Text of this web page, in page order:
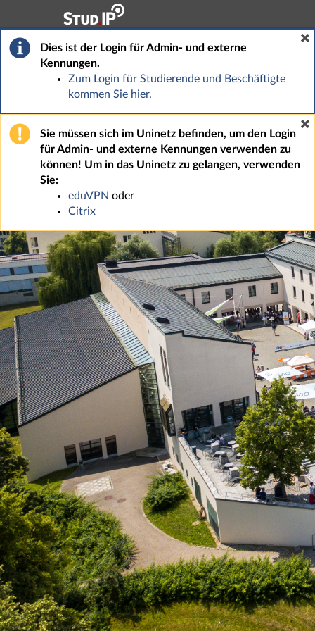
Hauptnavigation
Fußzeile
Dies ist der Login für Admin- und externe
Kennungen.
Zum Login für Studierende und Beschäftigte
kommen Sie hier.
Sie müssen sich im Uninetz befinden, um den Login
für Admin- und externe Kennungen verwenden zu
können! Um in das Uninetz zu gelangen, verwenden
Sie:
eduVPN oder
Citrix